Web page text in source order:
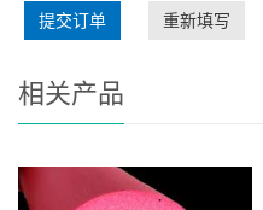
提交订单 重新填写
相关产品